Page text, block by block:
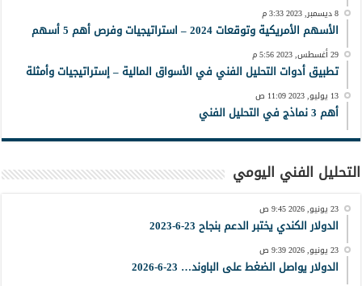
8 ديسمبر, 2023 3:33 م
الأسهم الأمريكية وتوقعات 2024 – استراتيجيات وفرص أهم 5 أسهم
29 أغسطس, 2023 5:56 م
تطبيق أدوات التحليل الفني في الأسواق المالية – إستراتيجيات وأمثلة
13 يوليو, 2023 11:09 ص
أهم 3 نماذج في التحليل الفني
التحليل الفني اليومي
23 يونيو, 2026 9:45 ص
الدولار الكندي يختبر الدعم بنجاح 23-6-2023
23 يونيو, 2026 9:39 ص
الدولار يواصل الضغط على الباوند… 23-6-2026